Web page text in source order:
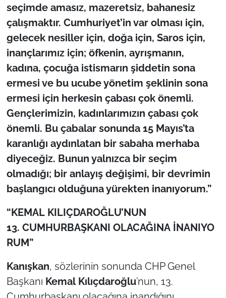
seçimde amasız, mazeretsiz, bahanesiz
çalışmaktır. Cumhuriyet’in var olması için,
gelecek nesiller için, doğa için, Saros için,
inançlarımız için; öfkenin, ayrışmanın,
kadına, çocuğa istismarın şiddetin sona
ermesi ve bu ucube yönetim şeklinin sona
ermesi için herkesin çabası çok önemli.
Gençlerimizin, kadınlarımızın çabası çok
önemli. Bu çabalar sonunda 15 Mayıs’ta
karanlığı aydınlatan bir sabaha merhaba
diyeceğiz. Bunun yalnızca bir seçim
olmadığı; bir anlayış değişimi, bir devrimin
başlangıcı olduğuna yürekten inanıyorum.”
“KEMAL KILIÇDAROĞLU’NUN
13. CUMHURBAŞKANI OLACAĞINA İNANIYO
RUM”
Kanışkan, sözlerinin sonunda CHP Genel
Başkanı Kemal Kılıçdaroğlu’nun, 13.